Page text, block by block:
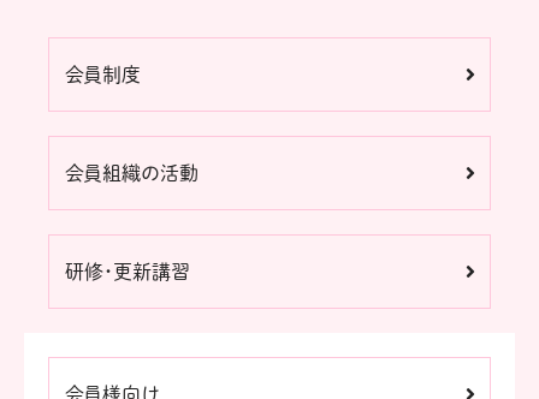
会員制度
会員組織の活動
研修・更新講習
会員様向け